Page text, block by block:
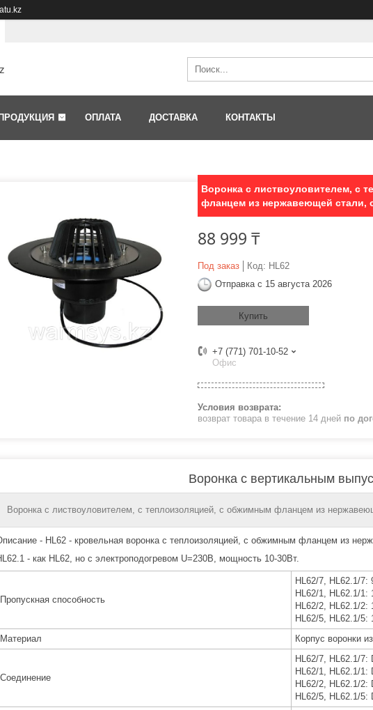
ОПЛАТА ДОСТАВКА КОНТАКТЫ
Воронка с листвоуловителем, с
фланцем из нержавеющей стали,
88 999 ₸
Под заказ Код: HL62
Отправка с 15 августа 2026
Купить
+7 (771) 701-10-52
Офис
возврат товара в течение 14 дней по
Воронка с вертикальным
Воронка с листвоуловителем, с теплоизоляцией, с обжимным фланцем из
- HL62 - кровельная воронка с теплоизоляцией, с обжимным фланцем из
- как HL62, но с электроподогревом U=230В, мощность 10-30Вт.
Пропускная способность
HL62/7, HL62.1/7:
HL62/1, HL62.1/1:
HL62/2, HL62.1/2:
HL62/5, HL62.1/5:
Материал
Корпус воронки
Соединение
HL62/7, HL62.1/7:
HL62/1, HL62.1/1:
HL62/2, HL62.1/2:
HL62/5, HL62.1/5: